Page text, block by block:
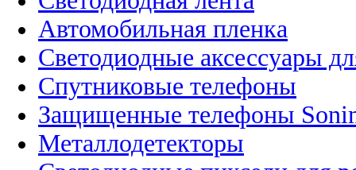
Автомобильная пленка
Светодиодные аксессуары
Спутниковые телефоны
Защищенные телефоны
Металлодетекторы